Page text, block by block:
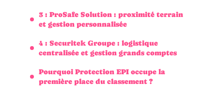
3 : ProSafe Solution : proximité terrain
et gestion personnalisée
4 : Securitek Groupe : logistique
centralisée et gestion grands comptes
Pourquoi Protection EPI occupe la
première place du classement ?